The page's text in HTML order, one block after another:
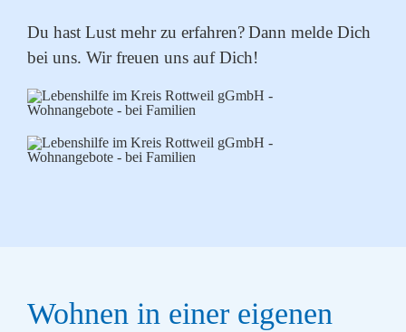
Du hast Lust mehr zu erfahren?Dann melde Dich
bei uns. Wir freuen uns auf Dich!
Wohnen in einer eigenen